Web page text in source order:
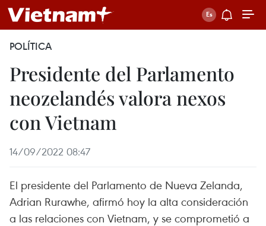
POLÍTICA
Presidente del Parlamento
neozelandés valora nexos
con Vietnam
14/09/2022 08:47
El presidente del Parlamento de Nueva Zelanda,
Adrian Rurawhe, afirmó hoy la alta consideración
a las relaciones con Vietnam, y se comprometió a